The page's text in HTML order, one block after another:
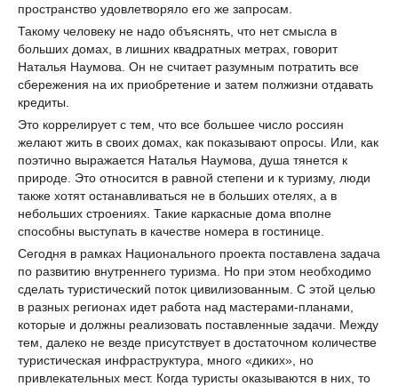
пространство удовлетворяло его же запросам.
Такому человеку не надо объяснять, что нет смысла в
больших домах, в лишних квадратных метрах, говорит
Наталья Наумова. Он не считает разумным потратить все
сбережения на их приобретение и затем полжизни отдавать
кредиты.
Это коррелирует с тем, что все большее число россиян
желают жить в своих домах, как показывают опросы. Или, как
поэтично выражается Наталья Наумова, душа тянется к
природе. Это относится в равной степени и к туризму, люди
также хотят останавливаться не в больших отелях, а в
небольших строениях. Такие каркасные дома вполне
способны выступать в качестве номера в гостинице.
Сегодня в рамках Национального проекта поставлена задача
по развитию внутреннего туризма. Но при этом необходимо
сделать туристический поток цивилизованным. С этой целью
в разных регионах идет работа над мастерами-планами,
которые и должны реализовать поставленные задачи. Между
тем, далеко не везде присутствует в достаточном количестве
туристическая инфраструктура, много «диких», но
привлекательных мест. Когда туристы оказываются в них, то